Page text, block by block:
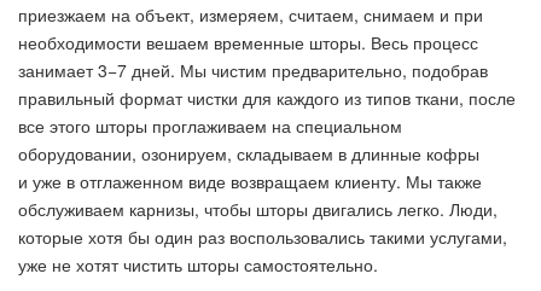
приезжаем на объект, измеряем, считаем, снимаем и при
необходимости вешаем временные шторы. Весь процесс
занимает 3−7 дней. Мы чистим предварительно, подобрав
правильный формат чистки для каждого из типов ткани, после
все этого шторы проглаживаем на специальном
оборудовании, озонируем, складываем в длинные кофры
и уже в отглаженном виде возвращаем клиенту. Мы также
обслуживаем карнизы, чтобы шторы двигались легко. Люди,
которые хотя бы один раз воспользовались такими услугами,
уже не хотят чистить шторы самостоятельно.